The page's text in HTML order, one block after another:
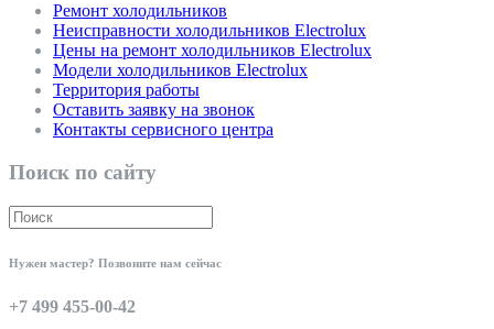
Ремонт холодильников
Неисправности холодильников Electrolux
Цены на ремонт холодильников Electrolux
Модели холодильников Electrolux
Территория работы
Оставить заявку на звонок
Контакты сервисного центра
Поиск по сайту
Нужен мастер? Позвоните нам сейчас
+7 499 455-00-42